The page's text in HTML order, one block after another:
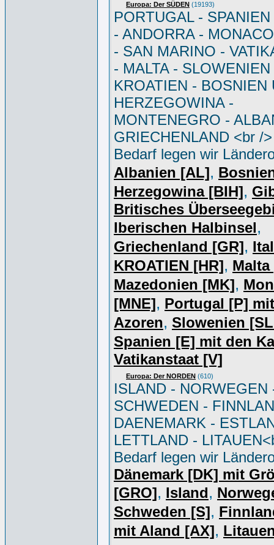
Europa: Der SÜDEN (19193)
PORTUGAL -
- ANDORRA -
- SAN MARINO -
- MALTA - SLOWENIEN
KROATIEN - BOSNIEN
HERZEGOWINA -
MONTENEGRO -
GRIECHENLAND <br /
Bedarf legen wir
Albanien [AL],
Herzegowina [BIH],
Britisches
Iberischen Halbinsel,
Griechenland [GR],
KROATIEN [HR], Malta
Mazedonien [MK],
[MNE], Portugal [P]
Azoren, Slowenien
Spanien [E] mit den
Vatikanstaat [V]
Europa: Der NORDEN (610)
ISLAND - NORWEGEN
SCHWEDEN -
DAENEMARK -
LETTLAND -
Bedarf legen wir
Dänemark [DK] mit
[GRO], Island,
Schweden [S],
mit Aland [AX],